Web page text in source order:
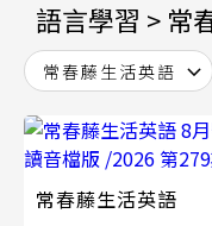
查詢
【公告】8/10
語言學習 > 常
常春藤生活英語
常春藤生活英語